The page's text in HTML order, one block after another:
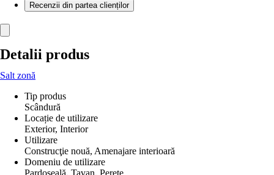
Recenzii din partea clienților
Detalii produs
Salt zonă
Tip produs
Scândură
Locație de utilizare
Exterior, Interior
Utilizare
Construcţie nouă, Amenajare interioară
Domeniu de utilizare
Pardoseală, Tavan, Perete